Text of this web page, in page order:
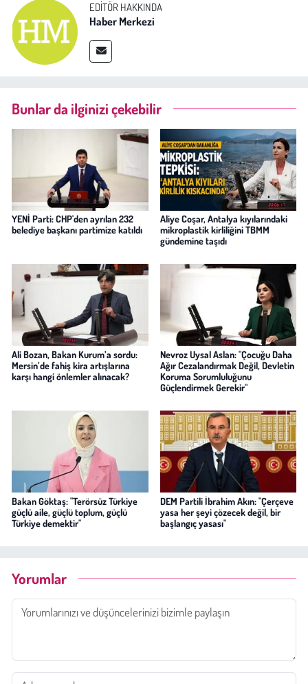
EDITÖR HAKKINDA
Haber Merkezi
Bunlar da ilginizi çekebilir
YENİ Parti: CHP'den ayrılan 232
belediye başkanı partimize katıldı
Aliye Coşar, Antalya kıyılarındaki
mikroplastik kirliliğini TBMM
gündemine taşıdı
Ali Bozan, Bakan Kurum’a sordu:
Mersin’de fahiş kira artışlarına
karşı hangi önlemler alınacak?
Nevroz Uysal Aslan: "Çocuğu Daha
Ağır Cezalandırmak Değil, Devletin
Koruma Sorumluluğunu
Güçlendirmek Gerekir"
Bakan Göktaş: "Terörsüz Türkiye
güçlü aile, güçlü toplum, güçlü
Türkiye demektir"
DEM Partili İbrahim Akın: "Çerçeve
yasa her şeyi çözecek değil, bir
başlangıç yasası"
Yorumlar